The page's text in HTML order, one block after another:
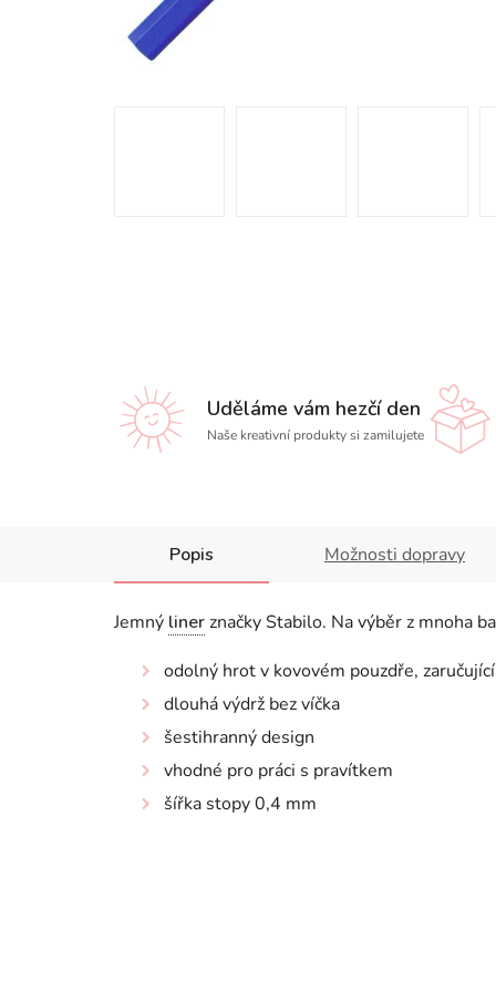
Uděláme vám hezčí den
Naše kreativní produkty si zamilujete
Popis Možnosti dopravy
Jemný linerznačky Stabilo. Na výběr z mnoha
odolný hrot v kovovém pouzdře,
dlouhá výdrž bez víčka
šestihranný design
vhodné pro práci s pravítkem
šířka stopy 0,4 mm